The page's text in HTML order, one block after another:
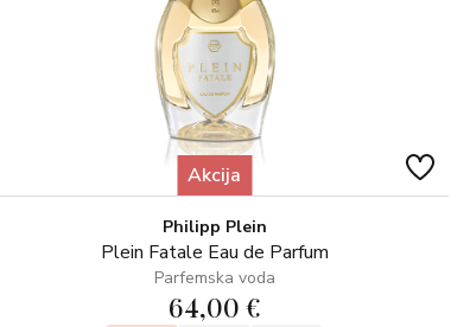
Akcija
Philipp Plein
Plein Fatale Eau de Parfum
Parfemska voda
64,00 €